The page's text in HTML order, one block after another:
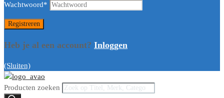
Wachtwoord*
Heb je al een account? Inloggen
(Sluiten)
Producten zoeken